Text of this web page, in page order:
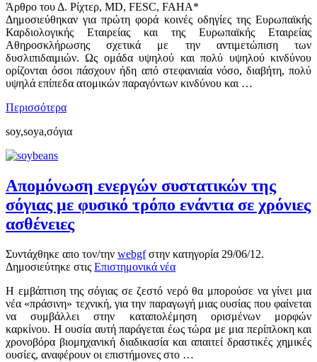
Άρθρο του Δ. Ρίχτερ, MD, FESC, FAHA*
Δημοσιεύθηκαν για πρώτη φορά κοινές οδηγίες της Ευρωπαϊκής
Καρδιολογικής Εταιρείας και της Ευρωπαϊκής Εταιρείας
Αθηροσκλήρωσης σχετικά με την αντιμετώπιση των
δυσλιπιδαιμιών. Ως ομάδα υψηλού και πολύ υψηλού κινδύνου
ορίζονται όσοι πάσχουν ήδη από στεφανιαία νόσο, διαβήτη, πολύ
υψηλά επίπεδα ατομικών παραγόντων κινδύνου και …
Περισσότερα
soy,soya,σόγια
Απομόνωση ενεργών συστατικών της
σόγιας με φυσικό τρόπο ενάντια σε χρόνιες
ασθένειες
Συντάχθηκε απο τον/την webgfστην κατηγορία 29/06/12.
Δημοσιεύτηκε στις Επιστημονικά νέα
Η εμβάπτιση της σόγιας σε ζεστό νερό θα μπορούσε να γίνει μια
νέα «πράσινη» τεχνική, για την παραγωγή μιας ουσίας που φαίνεται
να συμβάλλει στην καταπολέμηση ορισμένων μορφών
καρκίνου. Η ουσία αυτή παράγεται έως τώρα με μια περίπλοκη και
χρονοβόρα βιομηχανική διαδικασία και απαιτεί δραστικές χημικές
ουσίες, αναφέρουν οι επιστήμονες στο …